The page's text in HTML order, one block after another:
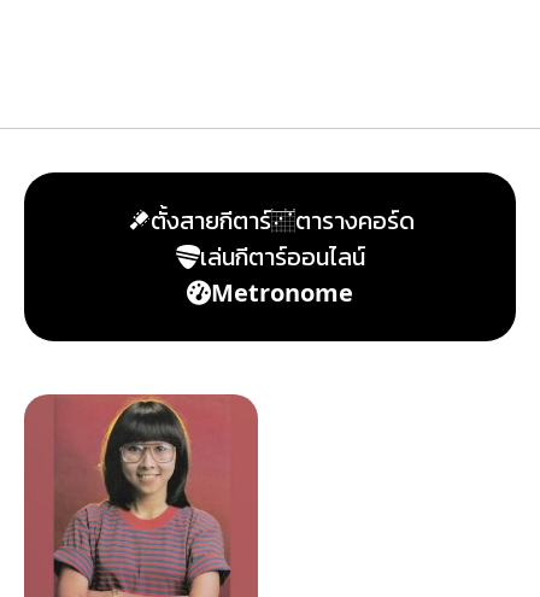
ตั้งสายกีตาร์
ตารางคอร์ด
เล่นกีตาร์ออนไลน์
Metronome